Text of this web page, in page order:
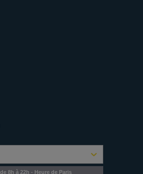
8h à 22h - Heure de Paris